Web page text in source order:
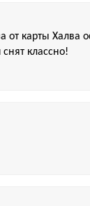
от карты Халва
классно!